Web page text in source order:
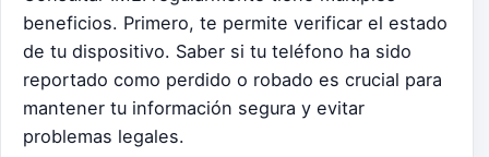
beneficios. Primero, te permite verificar el estado
de tu dispositivo. Saber si tu teléfono ha sido
reportado como perdido o robado es crucial para
mantener tu información segura y evitar
problemas legales.